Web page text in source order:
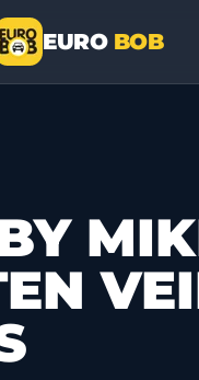
EURO BOB
— a DriveMe